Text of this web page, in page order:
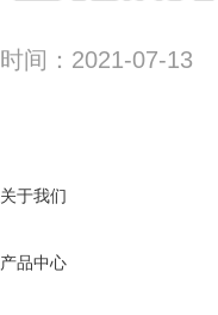
时间：2021-07-13
关于我们
产品中心